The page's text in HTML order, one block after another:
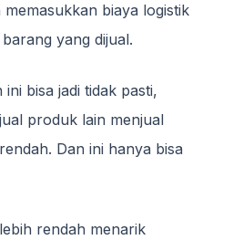
biaya logistik
yang dijual.
bisa jadi tidak pasti,
produk lain menjual
Dan ini hanya bisa
rendah menarik